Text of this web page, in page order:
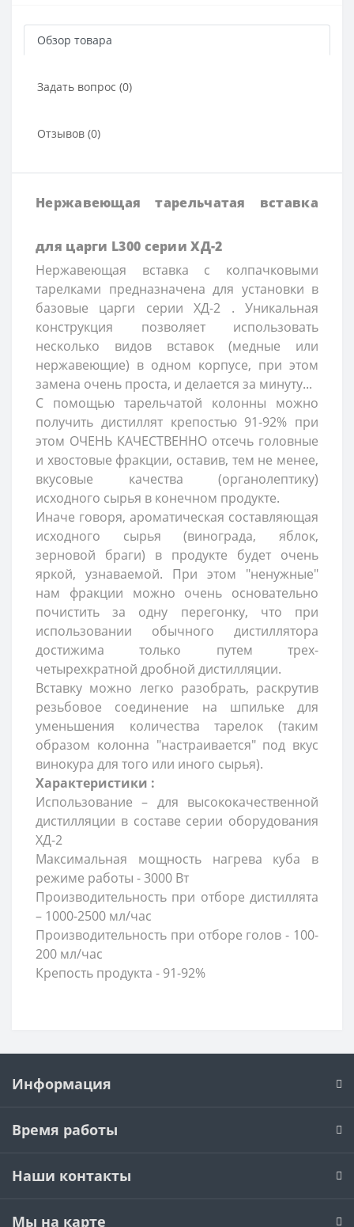
Обзор товара
Задать вопрос (0)
Отзывов (0)
Нержавеющая тарельчатая вставка
для царги L300 серии ХД-2
Нержавеющая вставка с колпачковыми
тарелками предназначена для установки в
базовые царги серии ХД-2 . Уникальная
конструкция позволяет использовать
несколько видов вставок (медные или
нержавеющие) в одном корпусе, при этом
замена очень проста, и делается за минуту...
С помощью тарельчатой колонны можно
получить дистиллят крепостью 91-92% при
этом ОЧЕНЬ КАЧЕСТВЕННО отсечь головные
и хвостовые фракции, оставив, тем не менее,
вкусовые качества (органолептику)
исходного сырья в конечном продукте.
Иначе говоря, ароматическая составляющая
исходного сырья (винограда, яблок,
зерновой браги) в продукте будет очень
яркой, узнаваемой. При этом "ненужные"
нам фракции можно очень основательно
почистить за одну перегонку, что при
использовании обычного дистиллятора
достижима только путем трех-
четырехкратной дробной дистилляции.
Вставку можно легко разобрать, раскрутив
резьбовое соединение на шпильке для
уменьшения количества тарелок (таким
образом колонна "настраивается" под вкус
винокура для того или иного сырья).
Характеристики :
Использование – для высококачественной
дистилляции в составе серии оборудования
ХД-2
Максимальная мощность нагрева куба в
режиме работы - 3000 Вт
Производительность при отборе дистиллята
– 1000-2500 мл/час
Производительность при отборе голов - 100-
200 мл/час
Крепость продукта - 91-92%
Информация
Время работы
Наши контакты
Мы на карте